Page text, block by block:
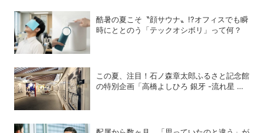
酷暑の夏こそ〝顔サウナ〟!?オフィスでも瞬
時にととのう「テックオシボリ」って何？
この夏、注目！石ノ森章太郎ふるさと記念館
の特別企画「高橋よしひろ 銀牙 -流れ星 銀-